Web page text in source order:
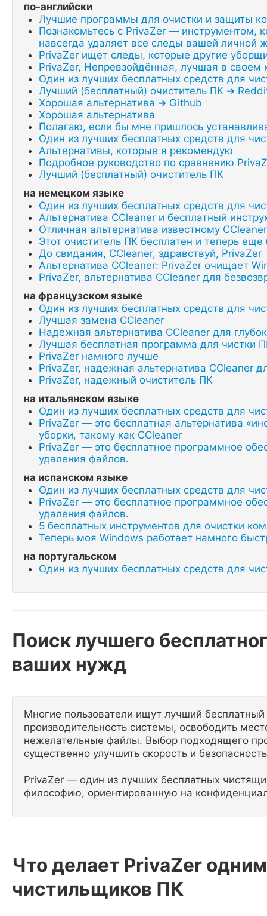
по-английски
Лучшие программы для очистки и защиты
Познакомьтесь с PrivaZer — инструментом,
навсегда удаляет все следы вашей личной
PrivaZer ищет следы, которые другие
PrivaZer, Непревзойдённая, лучшая в своем
Один из лучших бесплатных средств для
Лучший (бесплатный) очиститель ПК ➔
Хорошая альтернатива ➔ Github
Хорошая альтернатива
Полагаю, если бы мне пришлось
Один из лучших бесплатных средств для
Альтернативы, которые я рекомендую
Подробное руководство по сравнению
Лучший (бесплатный) очиститель ПК
на немецком языке
Один из лучших бесплатных средств для
Альтернатива CCleaner и бесплатный
Отличная альтернатива известному
Этот очиститель ПК бесплатен и теперь
До свидания, CCleaner, здравствуй, PrivaZer
Альтернатива CCleaner: PrivaZer очищает
PrivaZer, альтернатива CCleaner для
на французском языке
Один из лучших бесплатных средств для
Лучшая замена CCleaner
Надежная альтернатива CCleaner для
Лучшая бесплатная программа для чистки
PrivaZer намного лучше
PrivaZer, надежная альтернатива CCleaner
PrivaZer, надежный очиститель ПК
на итальянском языке
Один из лучших бесплатных средств для
PrivaZer — это бесплатная альтернатива
уборки, такому как CCleaner
PrivaZer — это бесплатное программное
удаления файлов.
на испанском языке
Один из лучших бесплатных средств для
PrivaZer — это бесплатное программное
удаления файлов.
5 бесплатных инструментов для очистки
Теперь моя Windows работает намного
на португальском
Один из лучших бесплатных средств для
Поиск лучшего
ваших нужд
Многие пользователи ищут лучший
производительность системы, освободить
нежелательные файлы. Выбор подходящего
существенно улучшить скорость и
PrivaZer — один из лучших бесплатных
философию, ориентированную на
Что делает PrivaZer
чистильщиков ПК